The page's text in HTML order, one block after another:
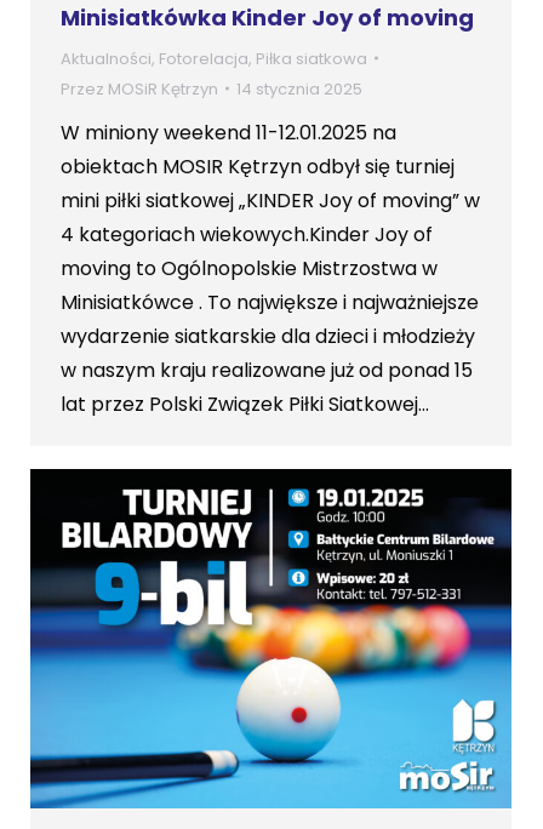
Minisiatkówka Kinder Joy of moving
Aktualności, Fotorelacja, Piłka siatkowa
Przez MOSiR Kętrzyn 14 stycznia 2025
W miniony weekend 11-12.01.2025 na
obiektach MOSIR Kętrzyn odbył się turniej
mini piłki siatkowej „KINDER Joy of moving” w
4 kategoriach wiekowych.Kinder Joy of
moving to Ogólnopolskie Mistrzostwa w
Minisiatkówce . To największe i najważniejsze
wydarzenie siatkarskie dla dzieci i młodzieży
w naszym kraju realizowane już od ponad 15
lat przez Polski Związek Piłki Siatkowej…